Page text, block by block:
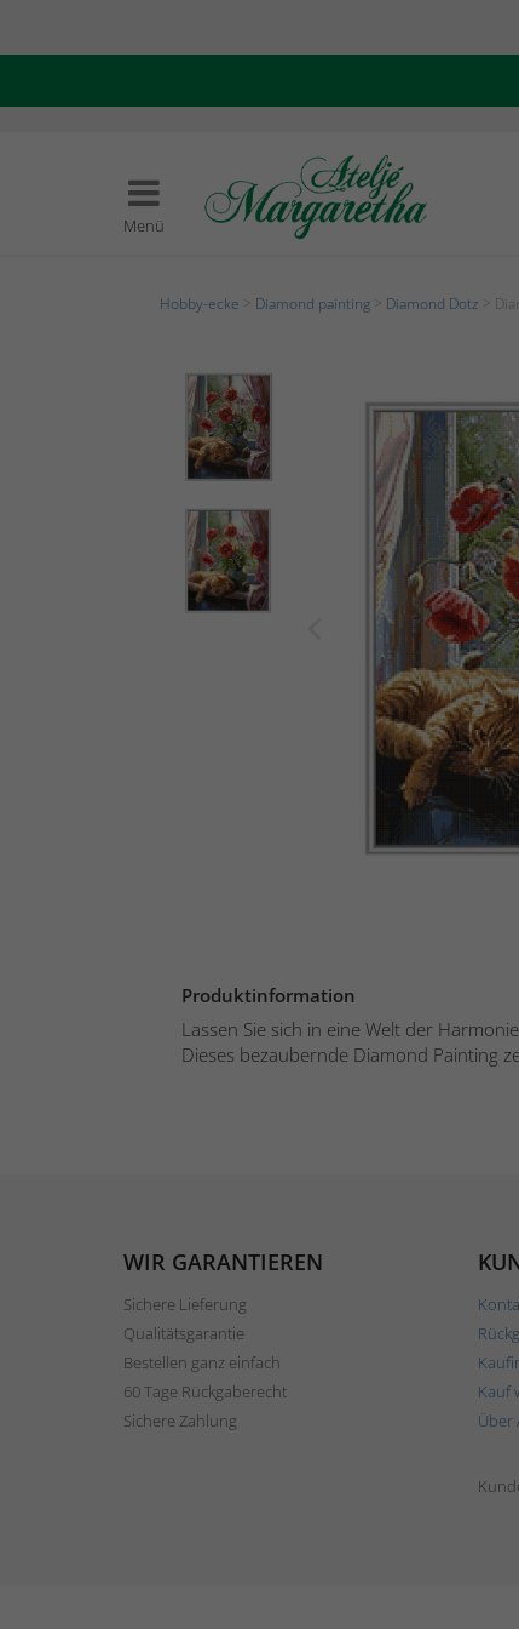
Menü
Hobby-ecke Diamond painting Diamond Dotz >
Produktinformation
Lassen Sie sich in eine Welt der
Dieses bezaubernde Diamond Painting
WIR GARANTIEREN
Sichere Lieferung
Qualitätsgarantie
Bestellen ganz einfach
60 Tage Rückgaberecht
Sichere Zahlung
Kauf
Über